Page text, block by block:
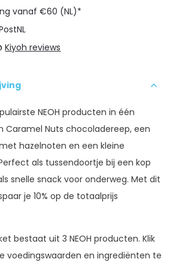
vanaf €60 (NL)*
Kiyoh reviews
NEOH producten in één
Caramel Nuts chocoladereep, een
hazelnoten en een kleine
als tussendoortje bij een kop
snelle snack voor onderweg. Met dit
je 10% op de totaalprijs
bestaat uit 3 NEOH producten. Klik
voedingswaarden en ingrediënten te